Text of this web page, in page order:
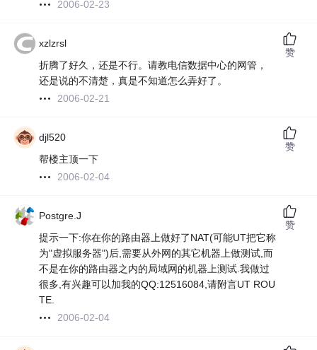
2006-02-23
xzlzrsl
折腾了好久，还是不行。请教电信数据中心的网管，
还是说的不清楚，真是不知道怎么弄好了。
2006-02-21
赞
djl520
帮楼主顶一下
2006-02-04
赞
Postgre.J
提示一下:你在你的路由器上做好了NAT(可能UT把它称
为"虚拟服务器")后,需要从外网的其它机器上做测试,而
不是在你的路由器之内的局域网的机器上测试.我做过
很多,有兴趣可以加我的QQ:12516084,请附言UT ROU
TE.
2006-02-04
赞